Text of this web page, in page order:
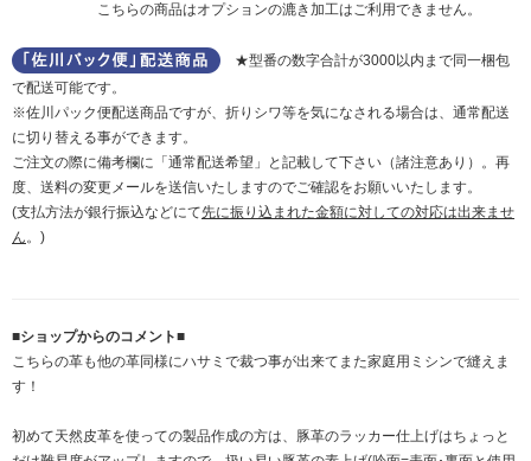
こちらの商品はオプションの漉き加工はご利用できません。
★型番の数字合計が3000以内まで同一梱包
で配送可能です。
※佐川パック便配送商品ですが、折りシワ等を気になされる場合は、通常配送
に切り替える事ができます。
ご注文の際に備考欄に「通常配送希望」と記載して下さい（諸注意あり）。再
度、送料の変更メールを送信いたしますのでご確認をお願いいたします。
(支払方法が銀行振込などにて先に振り込まれた金額に対しての対応は出来ませ
ん。)
■ショップからのコメント■
こちらの革も他の革同様にハサミで裁つ事が出来てまた家庭用ミシンで縫えま
す！
初めて天然皮革を使っての製品作成の方は、豚革のラッカー仕上げはちょっと